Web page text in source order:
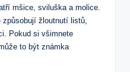
mšice, sviluška ‍a molice.
způsobují ⁢žloutnutí ‍listů,
Pokud si⁢ všimnete
to být známka